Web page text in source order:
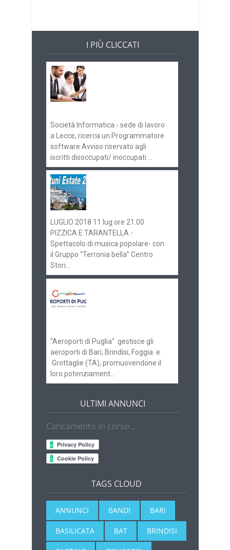
I PIÙ CLICCATI
Società Informatica - sede di lavoro
a Lecce, ricerca un Programmatore
software Avviso riservato agli
iscritti disoccupati/ inoccupati ...
LUGLIO 2018 11 lug ore 21.00
PIZZICA E TARANTELLA -
Spettacolo di musica popolare- con
il Gruppo “Terronia bella” Centro
Stori...
"Aeroporti di Puglia" gestisce gli
aeroporti di Bari, Brindisi, Foggia e
Grottaglie (TA), promuovendone il
loro potenziament...
ULTIMI ANNUNCI
Caricamento in corso...
TAGS CLOUD
ANNUNCI BANDI BARI
BASILICATA BAT BRINDISI